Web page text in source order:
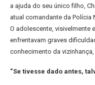
a ajuda do seu único filho,
atual comandante da Polícia
O adolescente, visivelmente
enfrentavam graves
conhecimento da
“Se tivesse dado antes,